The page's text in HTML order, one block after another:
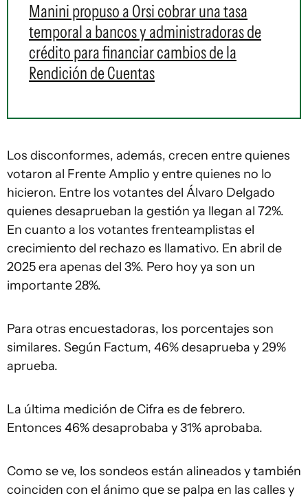
Manini propuso a Orsi cobrar una tasa
temporal a bancos y administradoras de
crédito para financiar cambios de la
Rendición de Cuentas
Los disconformes, además, crecen entre quienes
votaron al Frente Amplio y entre quienes no lo
hicieron. Entre los votantes del Álvaro Delgado
quienes desaprueban la gestión ya llegan al 72%.
En cuanto a los votantes frenteamplistas el
crecimiento del rechazo es llamativo. En abril de
2025 era apenas del 3%. Pero hoy ya son un
importante 28%.
Para otras encuestadoras, los porcentajes son
similares. Según Factum, 46% desaprueba y 29%
aprueba.
La última medición de Cifra es de febrero.
Entonces 46% desaprobaba y 31% aprobaba.
Como se ve, los sondeos están alineados y también
coinciden con el ánimo que se palpa en las calles y